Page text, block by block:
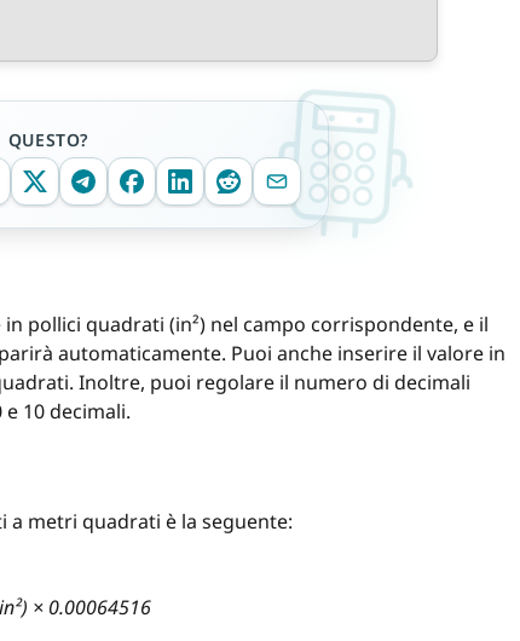
pollici quadrati (in²) nel campo corrispondente, e il
automaticamente. Puoi anche inserire il valore in
Inoltre, puoi regolare il numero di decimali
10 decimali.
metri quadrati è la seguente:
× 0.00064516